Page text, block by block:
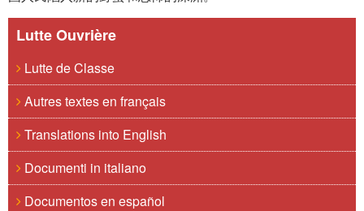
Lutte Ouvrière
Lutte de Classe
Autres textes en français
Translations into English
Documenti in italiano
Documentos en español